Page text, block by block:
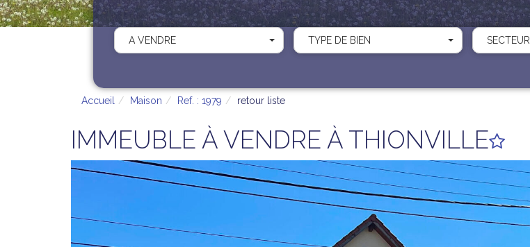
A VENDRE TYPE DE BIEN SECTEUR
Accueil Maison Ref. : 1979 retour liste
IMMEUBLE À VENDRE À THIONVILLE